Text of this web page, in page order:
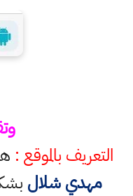
التعريف بالموقع :
مهدي شلال